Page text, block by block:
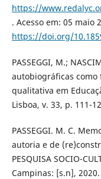
https://
. Acesso em: 05 maio
https://doi.org/
PASSEGGI, M.;
autobiográficas como
qualitativa em
Lisboa, v. 33, p. 111-
PASSEGGI. M. C.
autoria e de
PESQUISA SOCIO-
Campinas: [s.n],